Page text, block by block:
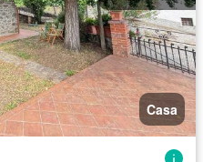
Casa